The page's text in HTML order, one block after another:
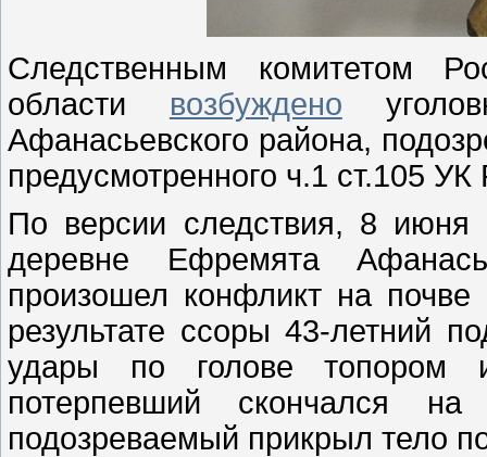
Следственным комитетом
области возбуждено
Афанасьевского района,
предусмотренного ч.1 ст.105
По версии следствия, 8
деревне Ефремята
произошел конфликт на
результате ссоры 43-летний
удары по голове топором
потерпевший скончался
подозреваемый прикрыл тело